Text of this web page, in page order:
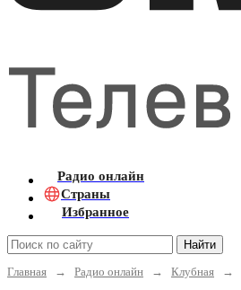
Радио онлайн
Страны
Избранное
Найти
Главная
→ Радио онлайн → Клубная →